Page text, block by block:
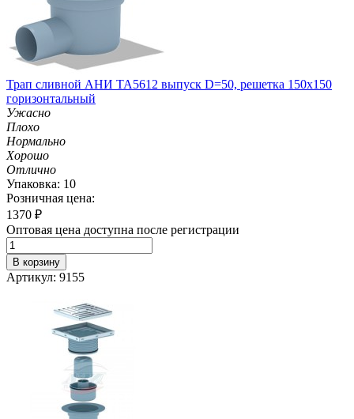
Трап сливной АНИ TA5612 выпуск D=50, решетка 150х150
горизонтальный
Ужасно
Плохо
Нормально
Хорошо
Отлично
Упаковка: 10
Розничная цена:
1370 ₽
Оптовая цена доступна после регистрации
В корзину
Артикул: 9155